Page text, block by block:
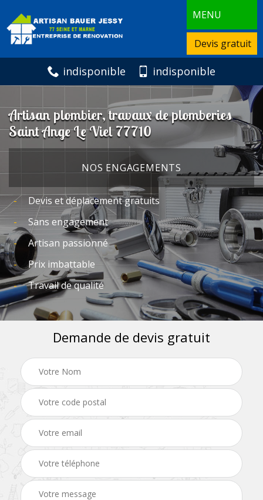
MENU
Devis gratuit
indisponible indisponible
Artisan plombier, travaux de plomberies
Saint Ange Le Viel 77710
NOS ENGAGEMENTS
Devis et déplacement gratuits
Sans engagement
Artisan passionné
Prix imbattable
Travail de qualité
Demande de devis gratuit